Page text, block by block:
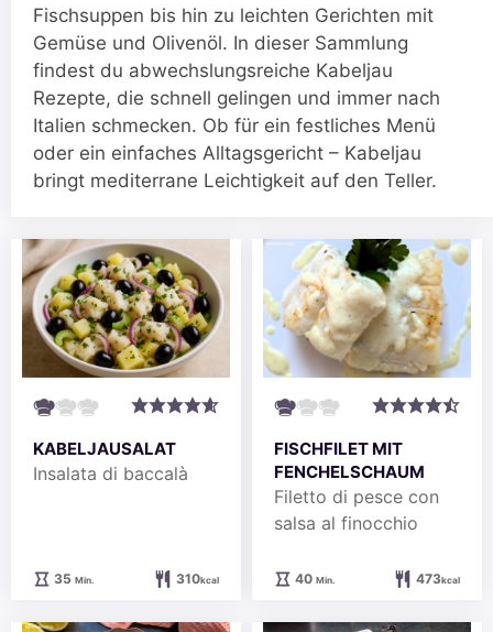
Fischsuppen bis hin zu leichten Gerichten mit
Gemüse und Olivenöl. In dieser Sammlung
findest du abwechslungsreiche Kabeljau
Rezepte, die schnell gelingen und immer nach
Italien schmecken. Ob für ein festliches Menü
oder ein einfaches Alltagsgericht – Kabeljau
bringt mediterrane Leichtigkeit auf den Teller.
KABELJAUSALAT
Insalata di baccalà
35Minuten
Min. 310kcal
FISCHFILET MIT
FENCHELSCHAUM
Filetto di pesce con
salsa al finocchio
40Minuten
Min. 473kcal